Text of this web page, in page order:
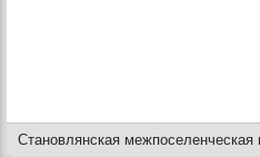
Становлянская межпоселенческая